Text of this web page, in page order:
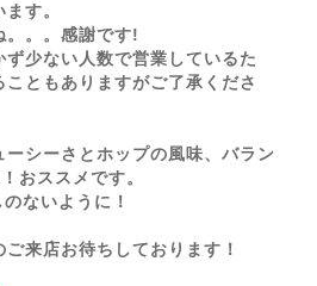
す。
。。。感謝です!
少ない人数で営業しているた
ともありますがご了承くださ
ーシーさとホップの風味、バラン
おススメです。
ないように！
ご来店お待ちしております！